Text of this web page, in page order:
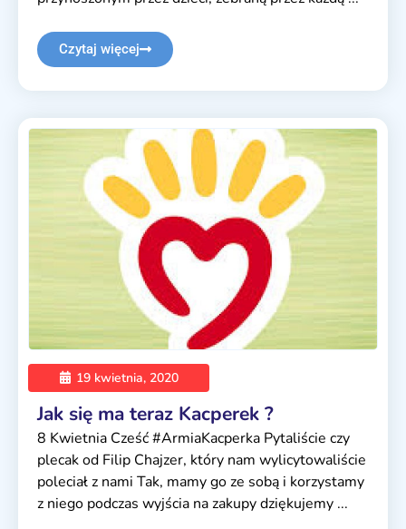
Czytaj więcej
19 kwietnia, 2020
Jak się ma teraz Kacperek ?
8 Kwietnia Cześć #ArmiaKacperka Pytaliście czy
plecak od Filip Chajzer, który nam wylicytowaliście
poleciał z nami Tak, mamy go ze sobą i korzystamy
z niego podczas wyjścia na zakupy dziękujemy ...